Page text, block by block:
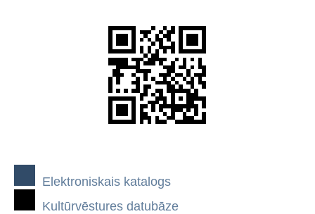
Elektroniskais katalogs
Kultūrvēstures datubāze